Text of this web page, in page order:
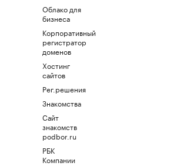
Облако для
бизнеса
Корпоративный
регистратор
доменов
Хостинг
сайтов
Рег.решения
Знакомства
Сайт
знакомств
podbor.ru
РБК
Компании